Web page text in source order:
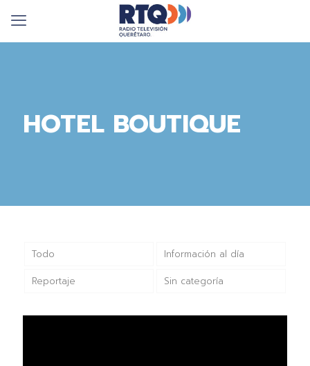
HOTEL BOUTIQUE
Todo Información al día
Reportaje Sin categoría